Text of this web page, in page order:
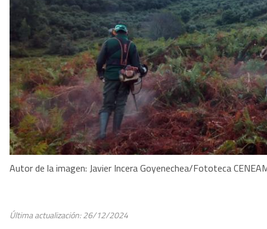
Autor de la imagen: Javier Incera Goyenechea/Fototeca
Última actualización: 26/12/2024